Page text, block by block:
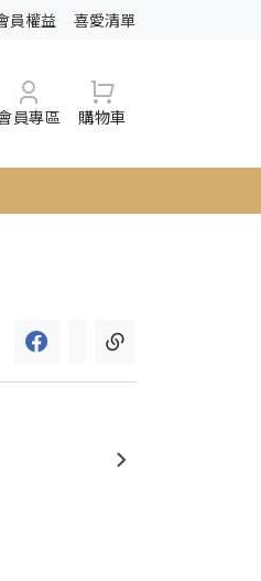
員權益 喜愛清單
員專區 購物車